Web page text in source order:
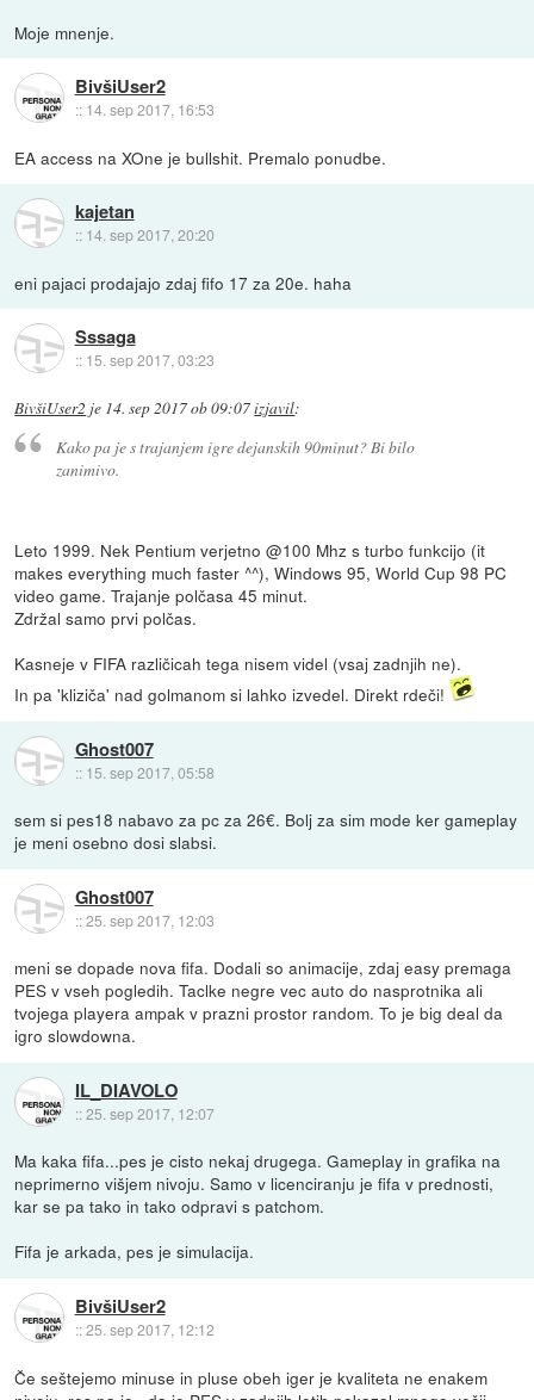
Moje mnenje.
BivšiUser2
:: 14. sep 2017, 16:53
EA access na XOne je bullshit. Premalo ponudbe.
kajetan
:: 14. sep 2017, 20:20
eni pajaci prodajajo zdaj fifo 17 za 20e. haha
Sssaga
:: 15. sep 2017, 03:23
BivšiUser2 je 14. sep 2017 ob 09:07izjavil:
Kako pa je s trajanjem igre dejanskih 90minut? Bi bilo
zanimivo.
Leto 1999. Nek Pentium verjetno @100 Mhz s turbo funkcijo (it
makes everything much faster ^^), Windows 95, World Cup 98 PC
video game. Trajanje polčasa 45 minut.
Zdržal samo prvi polčas.
Kasneje v FIFA različicah tega nisem videl (vsaj zadnjih ne).
In pa 'kliziča' nad golmanom si lahko izvedel. Direkt rdeči!
Ghost007
:: 15. sep 2017, 05:58
sem si pes18 nabavo za pc za 26€. Bolj za sim mode ker gameplay
je meni osebno dosi slabsi.
Ghost007
::25. sep 2017, 12:03
meni se dopade nova fifa. Dodali so animacije, zdaj easy premaga
PES v vseh pogledih. Taclke negre vec auto do nasprotnika ali
tvojega playera ampak v prazni prostor random. To je big deal da
igro slowdowna.
IL_DIAVOLO
::25. sep 2017, 12:07
Ma kaka fifa...pes je cisto nekaj drugega. Gameplay in grafika na
neprimerno višjem nivoju. Samo v licenciranju je fifa v prednosti,
kar se pa tako in tako odpravi s patchom.
Fifa je arkada, pes je simulacija.
BivšiUser2
::25. sep 2017, 12:12
Če seštejemo minuse in pluse obeh iger je kvaliteta ne enakem